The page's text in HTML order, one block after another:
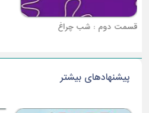
قسمت دوم : شب چراغ
پیشنهادهای بیشتر